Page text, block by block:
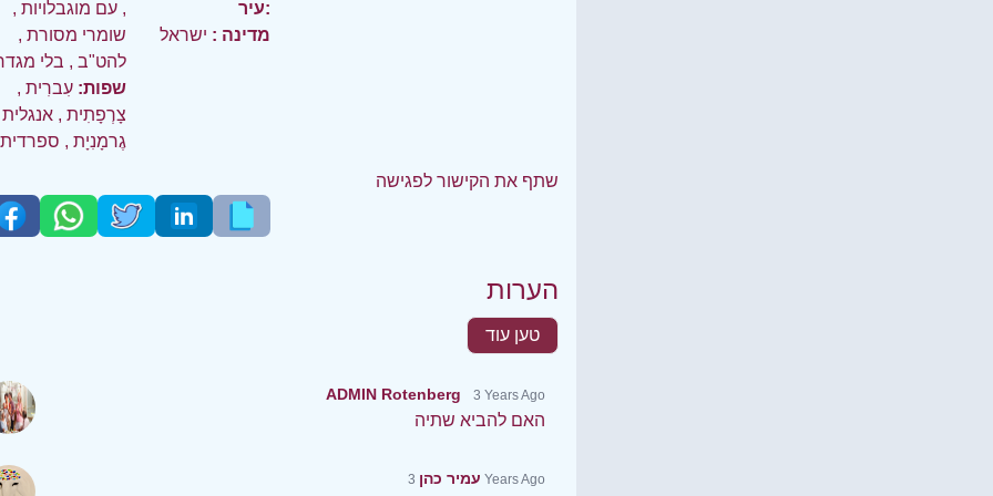
, עם מוגבלויות ,
שומרי מסורת ,
להט"ב , בלי
שפות: עִברִית ,
צָרְפָתִית , אנגלית
גֶרמָנִיָת , ספרדית
עיר:
מדינה : ישראל
שתף את הקישור לפגישה
הערות
טען עוד
ADMIN Rotenberg 3 Years Ago
האם להביא שתיה
עמיר כהן 3 Years Ago